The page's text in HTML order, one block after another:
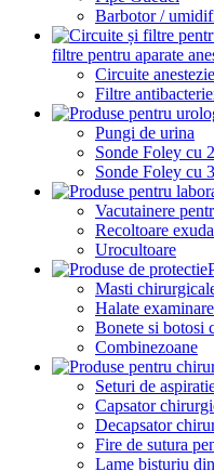
Barbotor /
filtre pentru aparate
Circuite anestezie
Filtre
Pungi de urina
Sonde Foley cu
Sonde Foley cu
Vacutainere
Recoltoare
Urocultoare
Masti
Halate
Bonete si botosi
Combinezoane
Seturi de
Capsator
Decapsator
Fire de sutura
Lame bisturiu